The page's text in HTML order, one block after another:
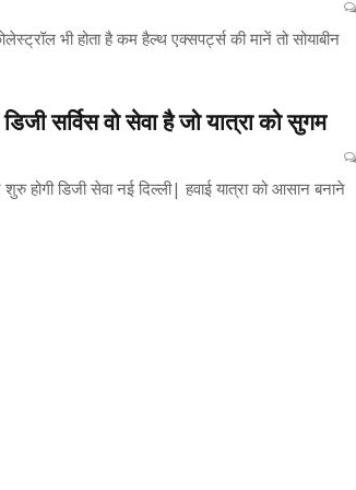
भी होता है कम हैल्थ एक्सपर्ट्स की मानें तो सोयाबीन
सर्विस वो सेवा है जो यात्रा को सुगम
होगी डिजी सेवा नई दिल्ली| हवाई यात्रा को आसान बनाने